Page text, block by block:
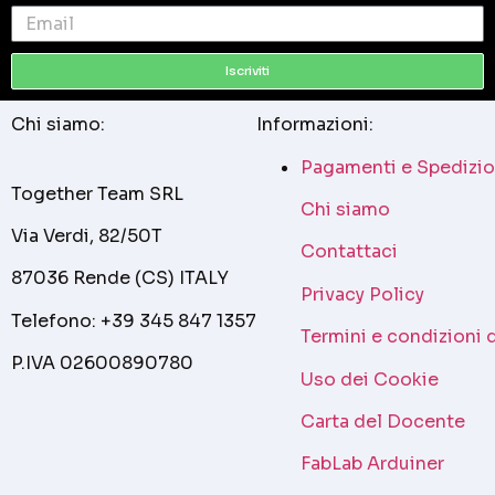
Iscriviti
Chi siamo:
Together Team SRL
Via Verdi, 82/50T
87036 Rende (CS) ITALY
Telefono: +39 345 847 1357
P.IVA 02600890780
Informazioni:
Pagamenti e
Chi siamo
Contattaci
Privacy Policy
Termini e condizioni
Uso dei Cookie
Carta del Docente
FabLab Arduiner